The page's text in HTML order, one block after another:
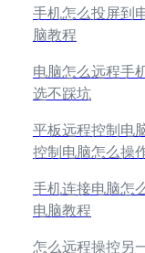
手机怎么投屏到
脑教程
电脑怎么远程手
选不踩坑
平板远程控制电
控制电脑怎么操
手机连接电脑怎
电脑教程
怎么远程操控另